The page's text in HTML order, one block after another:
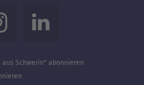
Schwerin" abonnieren